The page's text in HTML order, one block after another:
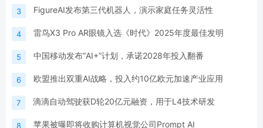
3 FigureAI发布第三代机器人，演示家庭任务灵活性
4 雷鸟X3 Pro AR眼镜入选《时代》2025年度最佳发明
5 中国移动发布“AI+”计划，承诺2028年投入翻番
6 欧盟推出双重AI战略，投入约10亿欧元加速产业应用
7 滴滴自动驾驶获D轮20亿元融资，用于L4技术研发
8 苹果被曝即将收购计算机视觉公司Prompt AI